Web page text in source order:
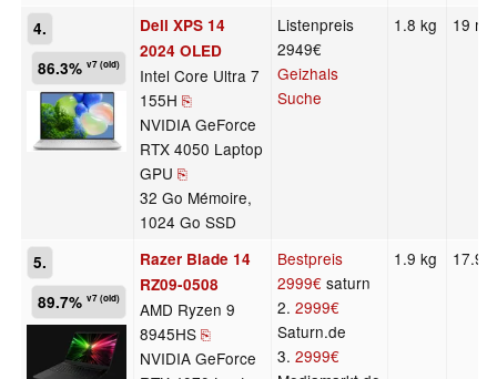
4.
86.3%v7 (old)
Dell XPS 14
2024 OLED
Intel Core Ultra 7
155H ⎘
NVIDIA GeForce
RTX 4050 Laptop
GPU ⎘
32 Go Mémoire,
1024 Go SSD
Listenpreis
2949€
Geizhals
Suche
1.8 kg 19
5.
89.7%v7 (old)
Razer Blade 14
RZ09-0508
AMD Ryzen 9
8945HS ⎘
NVIDIA GeForce
Bestpreis
2999€ saturn
2.2999€
Saturn.de
3.2999€
1.9 kg 17.99